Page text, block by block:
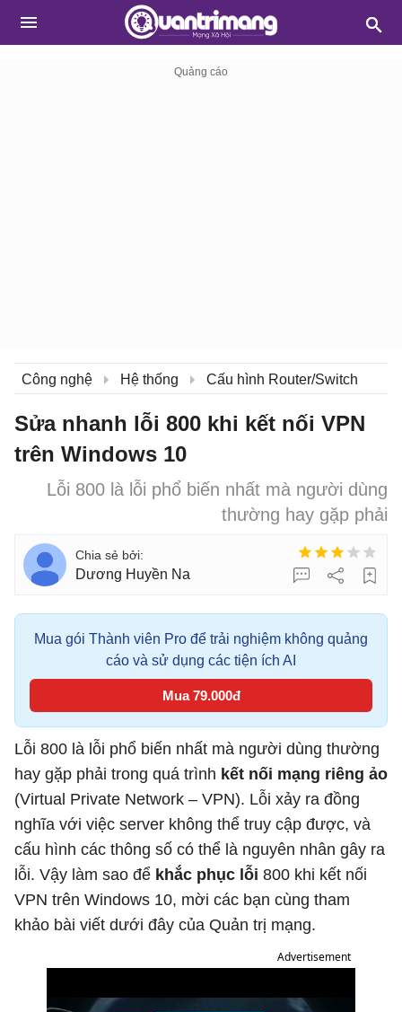
Công nghệ Hệ thống Cấu hình Router/Switch
Sửa nhanh lỗi 800 khi kết nối VPN
trên Windows 10
Lỗi 800 là lỗi phổ biến nhất mà người dùng
thường hay gặp phải
Dương Huyền Na
Mua gói Thành viên Pro để trải nghiệm không quảng
cáo và sử dụng các tiện ích AI
Mua 79.000đ
Lỗi 800 là lỗi phổ biến nhất mà người dùng thường
hay gặp phải trong quá trình kết nối mạng riêng ảo
(Virtual Private Network – VPN). Lỗi xảy ra đồng
nghĩa với việc server không thể truy cập được, và
cấu hình các thông số có thể là nguyên nhân gây ra
lỗi. Vậy làm sao để khắc phục lỗi 800 khi kết nối
VPN trên Windows 10, mời các bạn cùng tham
khảo bài viết dưới đây của Quản trị mạng.
Advertisement